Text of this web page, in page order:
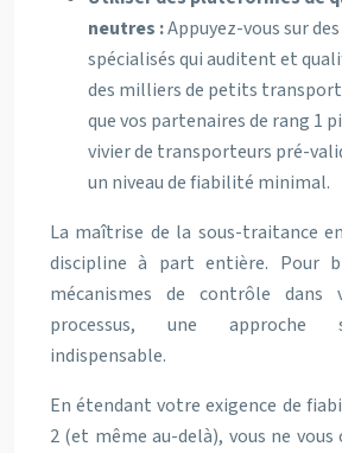
neutres :Appuyez-vous sur
spécialisés qui auditent et
des milliers de petits
que vos partenaires de rang 1
vivier de transporteurs pré-
un niveau de fiabilité minimal.
La maîtrise de la sous-traitance
discipline à part entière. Pour
mécanismes de contrôle
processus, une approche
indispensable.
En étendant votre exigence de
2 (et même au-delà), vous ne